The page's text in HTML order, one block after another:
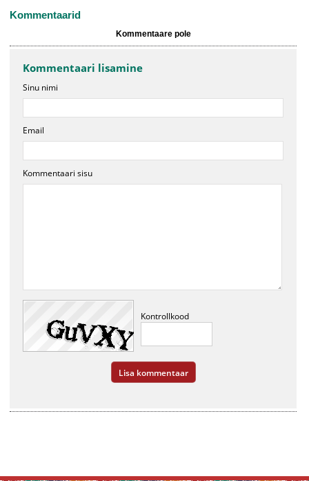
Kommentaarid
Kommentaare pole
Kommentaari lisamine
Sinu nimi
Email
Kommentaari sisu
Kontrollkood